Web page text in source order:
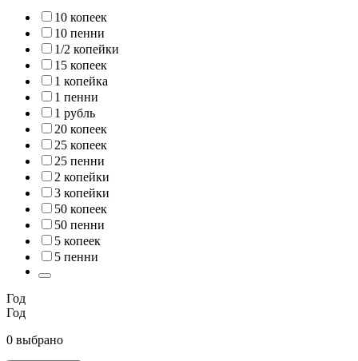
10 копеек
10 пенни
1/2 копейки
15 копеек
1 копейка
1 пенни
1 рубль
20 копеек
25 копеек
25 пенни
2 копейки
3 копейки
50 копеек
50 пенни
5 копеек
5 пенни
Год
Год
0 выбрано